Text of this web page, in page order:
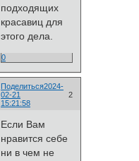
подходящих
красавиц для
этого дела.
0
Поделиться
2
2024-
02-21
15:21:58
Если Вам
нравится себе
ни в чем не